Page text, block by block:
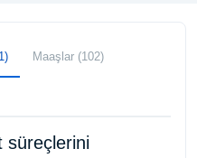
Maaşlar (102)
süreçlerini